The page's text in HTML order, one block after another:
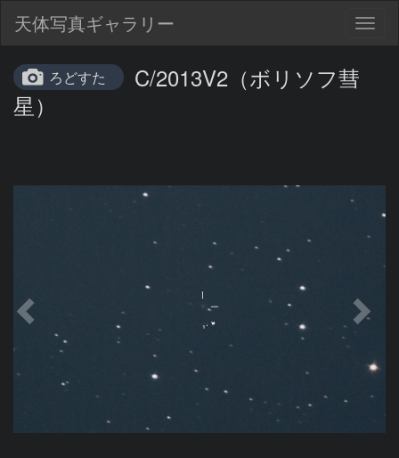
天体写真ギャラリー
ろどすた
C/2013V2（ボリソフ彗
星）